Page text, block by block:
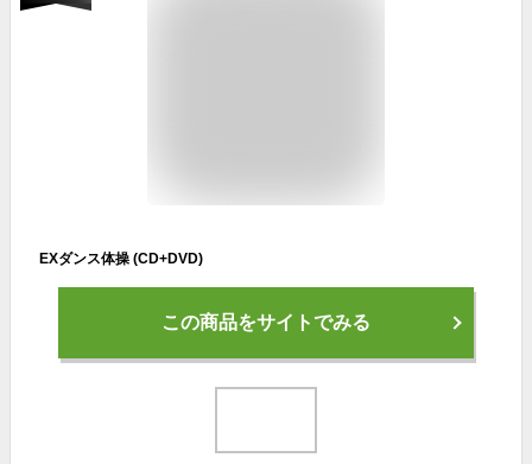
EXダンス体操 (CD+DVD)
この商品をサイトでみる